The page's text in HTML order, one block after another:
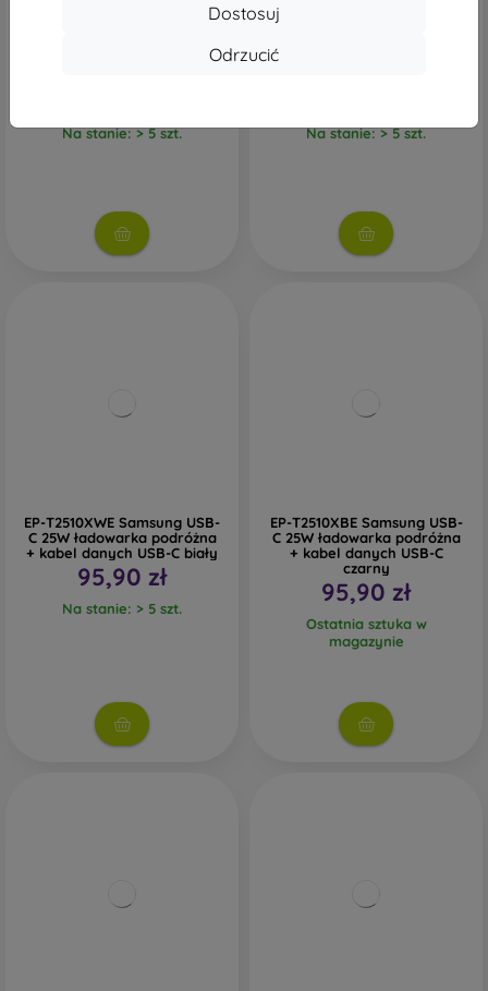
Dostosuj
Odrzucić
biały + kabel danych USB-C
Na stanie: > 5 szt.
ładowarka podróżna czarna
Na stanie: > 5 szt.
EP-T2510XWE Samsung USB-
C 25W ładowarka podróżna
+ kabel danych USB-C biały
95,90 zł
Na stanie: > 5 szt.
EP-T2510XBE Samsung USB-
C 25W ładowarka podróżna
+ kabel danych USB-C
czarny
95,90 zł
Ostatnia sztuka w
magazynie